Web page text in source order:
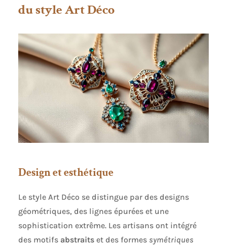
du style Art Déco
Design et esthétique
Le style Art Déco se distingue par des designs
géométriques, des lignes épurées et une
sophistication extrême. Les artisans ont intégré
des motifs abstraitset des formes symétriques